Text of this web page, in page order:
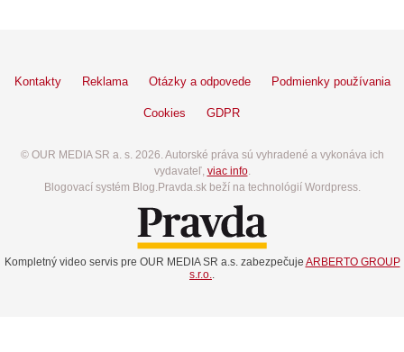
Kontakty Reklama Otázky a odpovede Podmienky používania
Cookies GDPR
© OUR MEDIA SR a. s. 2026. Autorské práva sú vyhradené a vykonáva ich
vydavateľ, viac info.
Blogovací systém Blog.Pravda.sk beží na technológií Wordpress.
Kompletný video servis pre OUR MEDIA SR a.s. zabezpečuje ARBERTO GROUP
s.r.o.